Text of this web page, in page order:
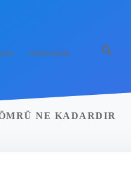
Hakkımızda
NE KADARDIR